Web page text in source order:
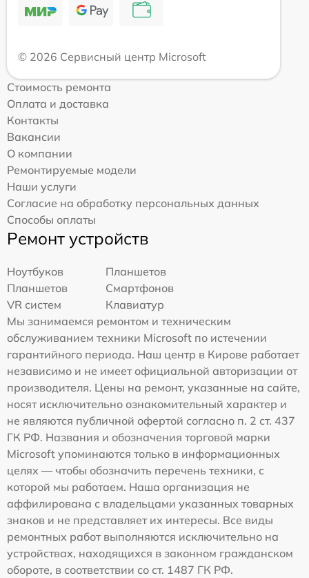
© 2026 Сервисный центр Microsoft
Стоимость ремонта
Оплата и доставка
Контакты
Вакансии
О компании
Ремонтируемые модели
Наши услуги
Согласие на обработку персональных данных
Способы оплаты
Ремонт устройств
Ноутбуков
Планшетов
Планшетов
Смартфонов
VR систем
Клавиатур
Мы занимаемся ремонтом и техническим
обслуживанием техники Microsoft по истечении
гарантийного периода. Наш центр в Кирове работает
независимо и не имеет официальной авторизации от
производителя. Цены на ремонт, указанные на сайте,
носят исключительно ознакомительный характер и
не являются публичной офертой согласно п. 2 ст. 437
ГК РФ. Названия и обозначения торговой марки
Microsoft упоминаются только в информационных
целях — чтобы обозначить перечень техники, с
которой мы работаем. Наша организация не
аффилирована с владельцами указанных товарных
знаков и не представляет их интересы. Все виды
ремонтных работ выполняются исключительно на
устройствах, находящихся в законном гражданском
обороте, в соответствии со ст. 1487 ГК РФ.